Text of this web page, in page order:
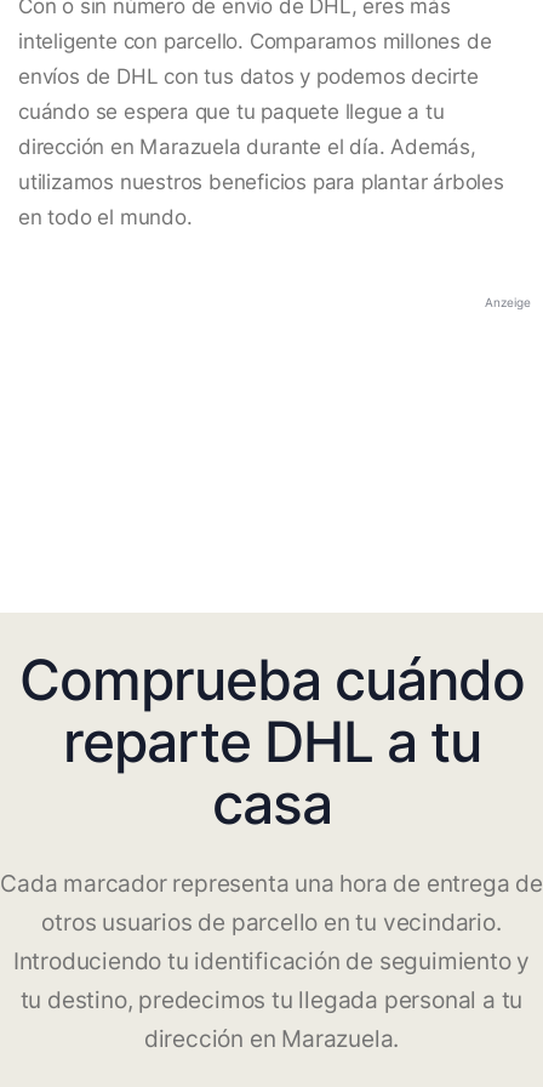
Con o sin número de envío de DHL, eres más
inteligente con parcello. Comparamos millones de
envíos de DHL con tus datos y podemos decirte
cuándo se espera que tu paquete llegue a tu
dirección en Marazuela durante el día. Además,
utilizamos nuestros beneficios para plantar árboles
en todo el mundo.
Anzeige
Comprueba cuándo
reparte DHL a tu
casa
Cada marcador representa una hora de entrega de
otros usuarios de parcello en tu vecindario.
Introduciendo tu identificación de seguimiento y
tu destino, predecimos tu llegada personal a tu
dirección en Marazuela.